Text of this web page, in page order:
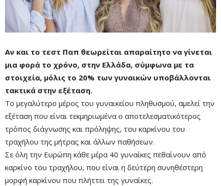
Αν και το τεστ Παπ θεωρείται απαραίτητο να γίνεται
μια φορά το χρόνο, στην Ελλάδα, σύμφωνα με τα
στοιχεία, μόλις το 20% των γυναικών υποβάλλονται
τακτικά στην εξέταση.
Το μεγαλύτερο μέρος του γυναικείου πληθυσμού, αμελεί την
εξέταση που είναι τεκμηριωμένα ο αποτελεσματικότερος
τρόπος διάγνωσης και πρόληψης, του καρκίνου του
τραχήλου της μήτρας και άλλων παθήσεων.
Σε όλη την Ευρώπη κάθε μέρα 40 γυναίκες πεθαίνουν από
καρκίνο του τραχήλου, που είναι η δεύτερη συνηθέστερη
μορφή καρκίνου που πλήττει της γυναίκες.